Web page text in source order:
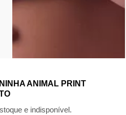
ANIMAL PRINT
e indisponível.